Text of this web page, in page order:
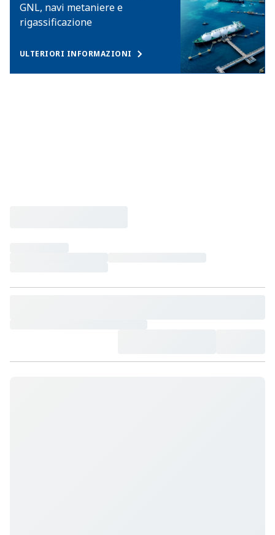
GNL, navi metaniere e
rigassificazione
ULTERIORI INFORMAZIONI